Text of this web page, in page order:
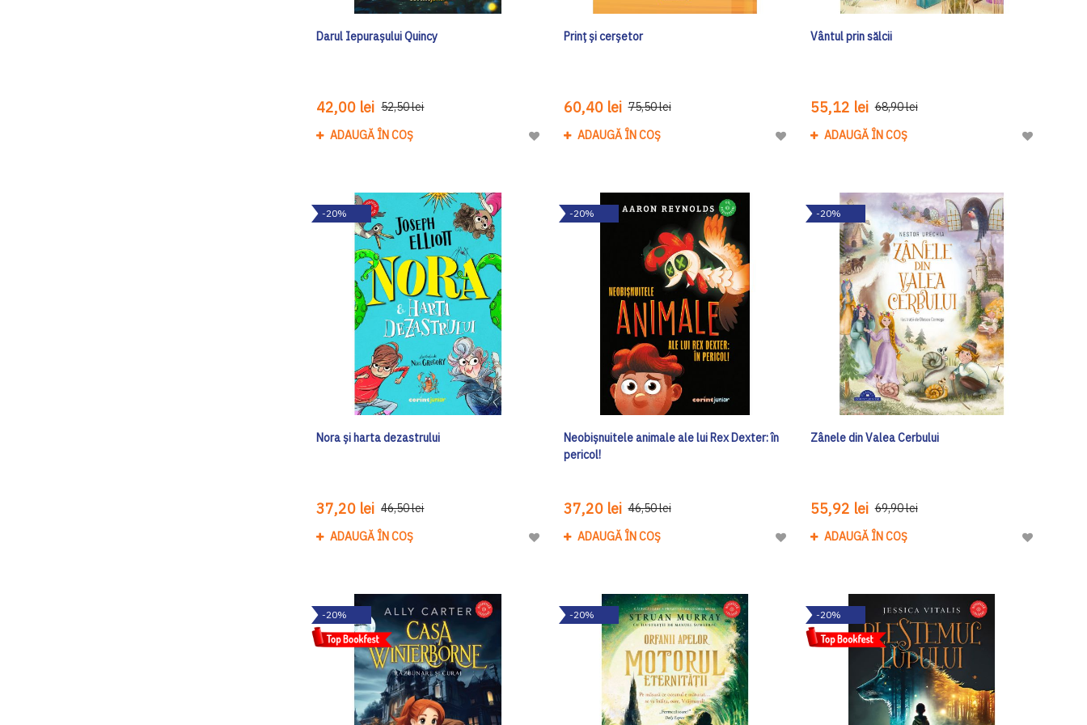
Darul Iepurașului Quincy
42,00 lei 52,50 lei
ADAUGĂ ÎN COȘ
Adaugă
Dorinte
Prinț și cerșetor
60,40 lei 75,50 lei
ADAUGĂ ÎN COȘ
Adaugă
Dorinte
Vântul prin sălcii
55,12 lei 68,90 lei
ADAUGĂ ÎN COȘ
Adaugă
-20%
Nora și harta dezastrului
37,20 lei 46,50 lei
ADAUGĂ ÎN COȘ
Adaugă
Dorinte
-20%
Neobișnuitele animale ale lui Rex Dexter: în
pericol!
37,20 lei 46,50 lei
ADAUGĂ ÎN COȘ
Adaugă
Dorinte
-20%
Zânele din Valea Cerbului
55,92 lei 69,90 lei
ADAUGĂ ÎN COȘ
Adaugă
-20% -20% -20%